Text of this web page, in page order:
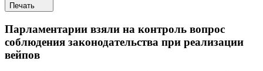
Печать
Парламентарии взяли на контроль вопрос
соблюдения законодательства при реализации
вейпов